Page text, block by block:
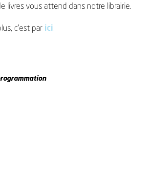
livres vous attend dans notre librairie.
c’est par ici.